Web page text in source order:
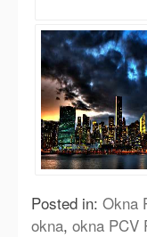
Posted in: Okna
okna, okna PCV